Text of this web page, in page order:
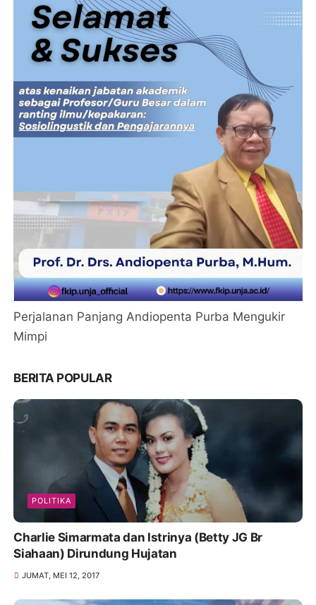
Perjalanan Panjang Andiopenta Purba Mengukir
Mimpi
BERITA POPULAR
POLITIKA
Charlie Simarmata dan Istrinya (Betty JG Br
Siahaan) Dirundung Hujatan
JUMAT, MEI 12, 2017